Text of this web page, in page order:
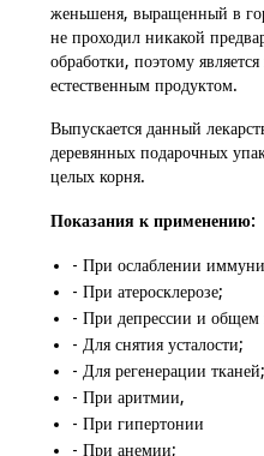
женьшеня, выращенный в
не проходил никакой
обработки, поэтому является
естественным продуктом.
Выпускается данный
деревянных подарочных
целых корня.
Показания к применению:
- При ослаблении
- При атеросклерозе;
- При депрессии и общем
- Для снятия усталости;
- Для регенерации тканей;
- При аритмии,
- При гипертонии
- При анемии;